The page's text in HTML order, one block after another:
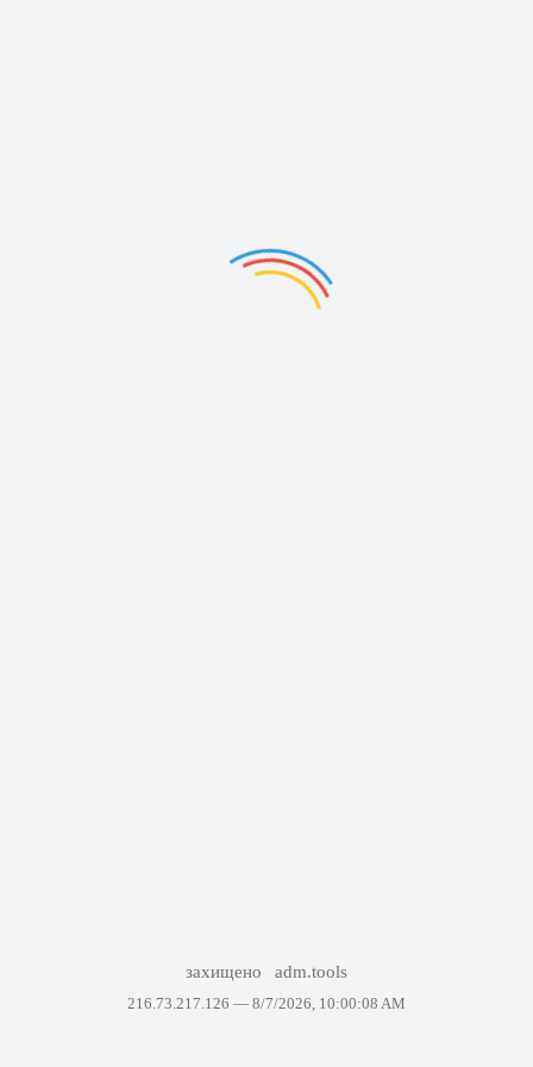
захищено adm.tools
216.73.217.126 — 8/7/2026, 10:00:08 AM